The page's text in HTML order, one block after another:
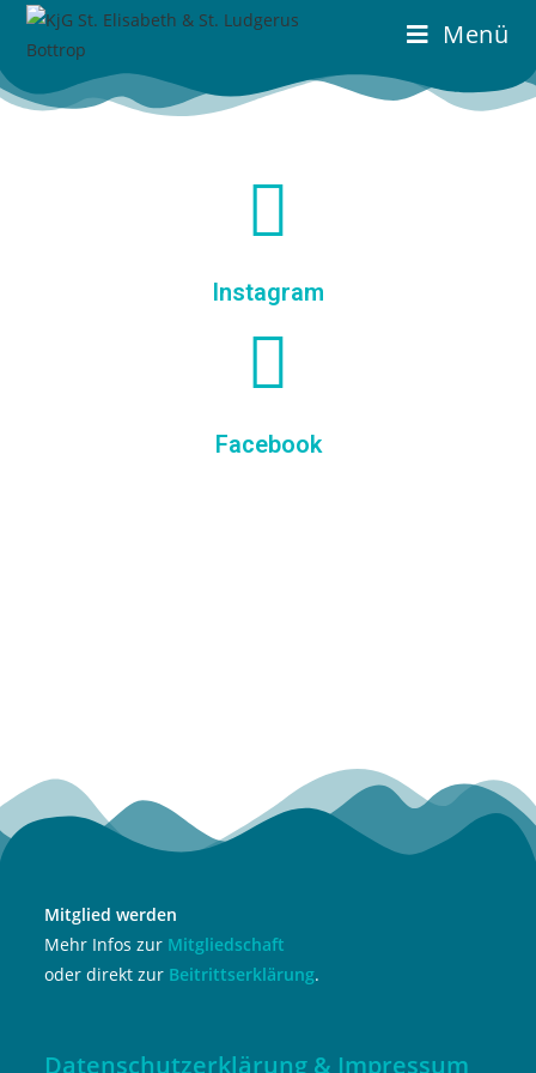
Menü
Instagram
Facebook
Mitglied werden
Mehr Infos zur Mitgliedschaft
oder direkt zur Beitrittserklärung.
Datenschutzerklärung & Impressum